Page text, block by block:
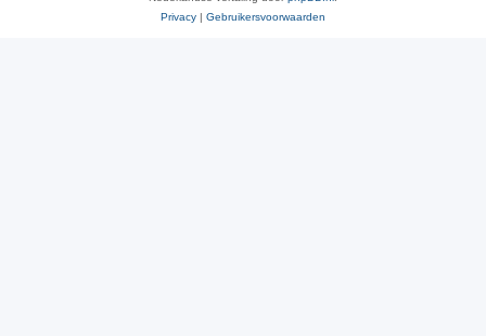
Privacy | Gebruikersvoorwaarden